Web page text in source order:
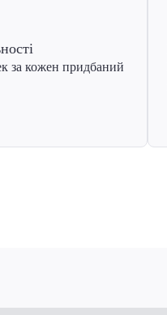
за кожен придбаний